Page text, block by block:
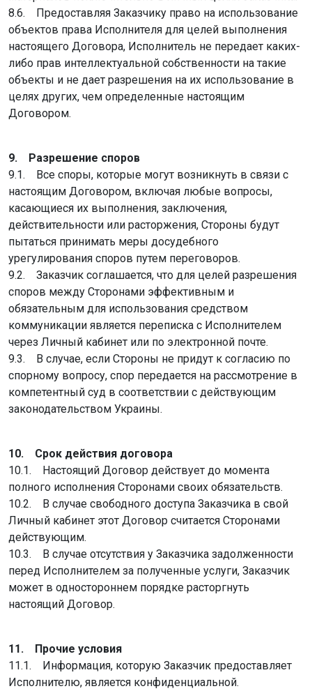
8.6. Предоставляя Заказчику право на использование
объектов права Исполнителя для целей выполнения
настоящего Договора, Исполнитель не передает каких-
либо прав интеллектуальной собственности на такие
объекты и не дает разрешения на их использование в
целях других, чем определенные настоящим
Договором.
9. Разрешение споров
9.1. Все споры, которые могут возникнуть в связи с
настоящим Договором, включая любые вопросы,
касающиеся их выполнения, заключения,
действительности или расторжения, Стороны будут
пытаться принимать меры досудебного
урегулирования споров путем переговоров.
9.2. Заказчик соглашается, что для целей разрешения
споров между Сторонами эффективным и
обязательным для использования средством
коммуникации является переписка с Исполнителем
через Личный кабинет или по электронной почте.
9.3. В случае, если Стороны не придут к согласию по
спорному вопросу, спор передается на рассмотрение в
компетентный суд в соответствии с действующим
законодательством Украины.
10. Срок действия договора
10.1. Настоящий Договор действует до момента
полного исполнения Сторонами своих обязательств.
10.2. В случае свободного доступа Заказчика в свой
Личный кабинет этот Договор считается Сторонами
действующим.
10.3. В случае отсутствия у Заказчика задолженности
перед Исполнителем за полученные услуги, Заказчик
может в одностороннем порядке расторгнуть
настоящий Договор.
11. Прочие условия
11.1. Информация, которую Заказчик предоставляет
Исполнителю, является конфиденциальной.